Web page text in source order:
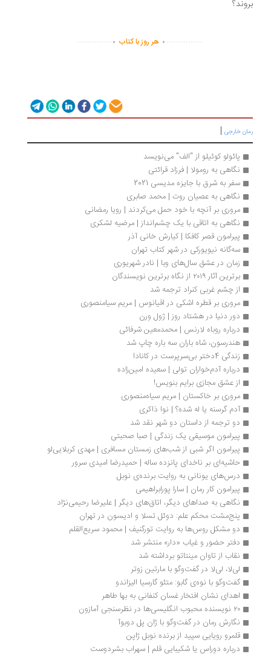
...............
. هر روز با کتاب .
..............
خارجی|
پائولو کوئیلو از "الف" می‌نویسد
نگاهی به رومولا | فرزاد قرائتی
سفر به شرق با جایزه مدیسی 2021
نگاهی به عصیان روت | محمد صابری
مروری بر آنچه با خود حمل می‌کردند | رویا رمضانی
نگاهی به اتاقی با یک چشم‌انداز | مرضیه لشکری
پیرامون قصر کافکا | کیارش خانی آذر
سه‌گانه نیویورکی در شهر کتاب تهران
زمان در عشق سال‌های وبا | نادر شهریوری
برترین آثار ۲۰۱۹ از نگاه برترین نویسندگان
از چشم غربی کنراد ترجمه شد
مروری بر قطره اشکی در اقیانوس | مریم سیامنصوری
دور دنیا در هشتاد روز | ژول ورن
درباره روباه لارنس | محمدمعین شرفائی
هندرسون، شاه باران سه باره چاپ شد
زندگی 4دختر بی‌سرپرست در کانادا
درباره آدم‌خواران تولی | سعیده امین‌زاده
از عشق مجازی برایم بنویس!
مروری بر خاکستان | مریم سیاه‌منصوری
آدم‌ گرسنه یا له شده؟ | نوا ذاکری
دو ترجمه از داستان دو شهر نقد شد
پیرامون موسیقی یک زندگی | صبا صحبتی
پیرامون اگر شبی از شب‌های زمستان مسافری | مهدی کربلایی‌لو
حاشیه‌ای بر ناخدای پانزده ساله | حمیدرضا امیدی سرور
درس‌های یونانی به روایت برنده‌ی نوبل
پیرامون کار رمان | سارا پورابراهیمی
نگاهی به صداهای دیگر، اتاق‌های دیگر | علیرضا رحیمی‌نژاد
پنج‌مشت محکم علم: دوئل تسلا و ادیسون در تهران
دو مشکل روس‌ها به روایت تورگنیف | محمود سریع‌القلم
دفتر حضور و غیاب «دار» منتشر شد
نقاب از تاوان مینتاتو برداشته شد
لی‌لا، لی‌لا در گفت‌وگو با مارتین زوتر
گفت‌وگو با نوه‌ی گابو: متئو گارسیا الیزاندو
اهدای نشان افتخار غسان کنفانی به بها طاهر
نگارش رمان در گفت‌وگو با ژان پل دوبوآ
قلمرو رویایی سپید از برنده نوبل ژاپن
درباره دوراس یا شکیبایی قلم | سهراب بشردوست